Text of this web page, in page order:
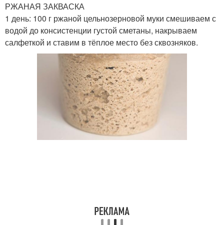
РЖАНАЯ ЗАКВАСКА
1 день: 100 г ржаной цельнозерновой муки смешиваем с
водой до консистенции густой сметаны, накрываем
салфеткой и ставим в тёплое место без сквозняков.